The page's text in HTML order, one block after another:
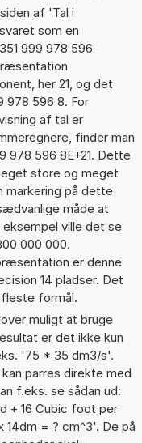
af 'Tal i
som en
999 978 596
her 21, og det
978 596 8. For
af tal er
finder man
978 596 8E+21. Dette
store og meget
markering på dette
måde at
ville det se
000 000.
er denne
14 pladser. Det
formål.
muligt at bruge
er det ikke kun
'75 * 35 dm3/s'.
parres direkte med
f.eks. se sådan ud:
+ 16 Cubic foot per
= ? cm^3'. De på